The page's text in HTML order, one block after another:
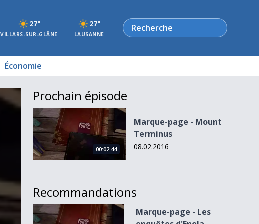
27°
VILLARS-SUR-GLÂNE
27°
LAUSANNE
Rechercher
Économie
Prochain épisode
Marque-page - Mount Terminus
00:02:44
Marque-page - Mount
Terminus
08.02.2016
Recommandations
Marque-page - Les enquêtes d&#039;Enola Holmes
Marque-page - Les